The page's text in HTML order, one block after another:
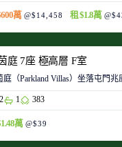
萬 @$14,458 租 $1.8萬
庭 7座 極高層 F室
庭（Parkland Villas）坐落屯門
2 1 383
萬 @$39